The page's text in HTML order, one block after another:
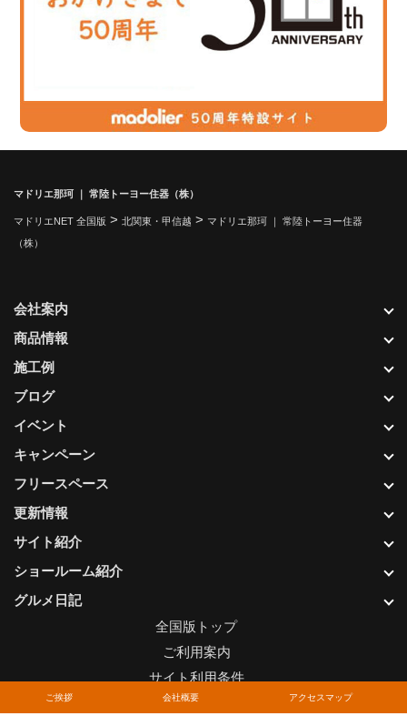
ご挨拶 会社概要 アクセスマップ
マドリエ那珂 ｜ 常陸トーヨー住器（株）
マドリエNET 全国版 > 北関東・甲信越 > マドリエ那珂 ｜ 常陸トーヨー住器
（株）
更新情報
サイト紹介
ショールーム紹介
グルメ日記
会社案内
商品情報
施工例
ブログ
イベント
キャンペーン
フリースペース
全国版トップ
ご利用案内
サイト利用条件
プライバシーポリシー